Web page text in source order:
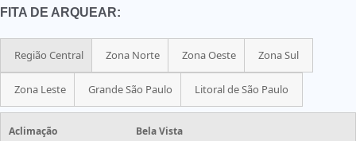
FITA DE ARQUEAR:
Região Central Zona Norte Zona Oeste Zona Sul
Zona Leste Grande São Paulo Litoral de São Paulo
Aclimação
Bela Vista